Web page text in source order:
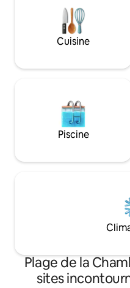
Cuisine
Piscine
Plage de la
sites